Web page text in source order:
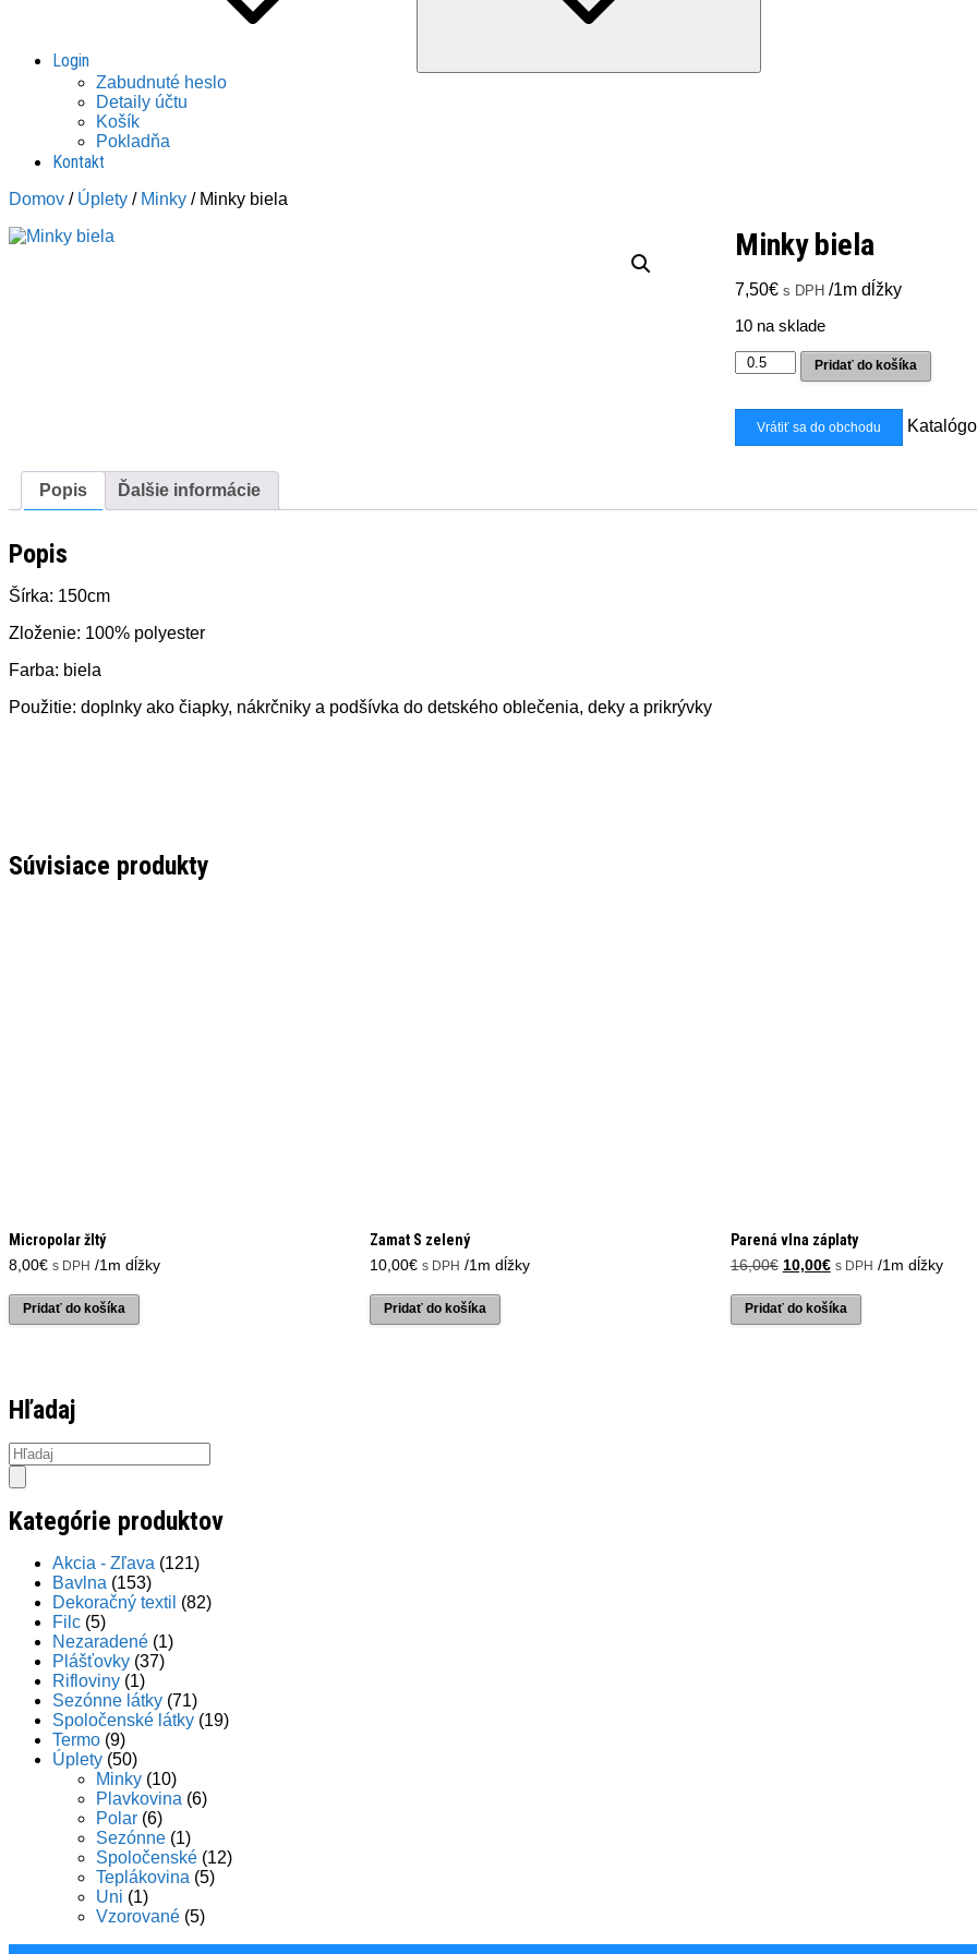
Login
Zabudnuté heslo
Detaily účtu
Košík
Pokladňa
Kontakt
Domov / Úplety / Minky / Minky biela
Minky biela
7,50€ s DPH /1m dĺžky
10 na sklade
množstvo
Minky
Pridať do košíka
Vrátiť sa do obchodu
Popis Ďalšie informácie
Popis
Šírka: 150cm
Zloženie: 100% polyester
Farba: biela
Použitie: doplnky ako čiapky, nákrčniky a podšívka do detského oblečenia, deky a prikrývky
Súvisiace produkty
Micropolar žltý
8,00€ s DPH /1m dĺžky
Pridať do košíka
Zamat S zelený
10,00€ s DPH /1m dĺžky
Pridať do košíka
Parená vlna záplaty
16,00€ Pôvodná
bola:
16,00€.
10,00€Aktuálna
je:
10,00€.
s DPH /1m dĺžky
Pridať do košíka
Hľadaj
Products
search
Kategórie produktov
Akcia - Zľava (121)
Bavlna (153)
Dekoračný textil (82)
Filc (5)
Nezaradené (1)
Plášťovky (37)
Rifloviny (1)
Sezónne látky (71)
Spoločenské látky (19)
Termo (9)
Úplety (50)
Minky (10)
Plavkovina (6)
Polar (6)
Sezónne (1)
Spoločenské (12)
Teplákovina (5)
Uni (1)
Vzorované (5)